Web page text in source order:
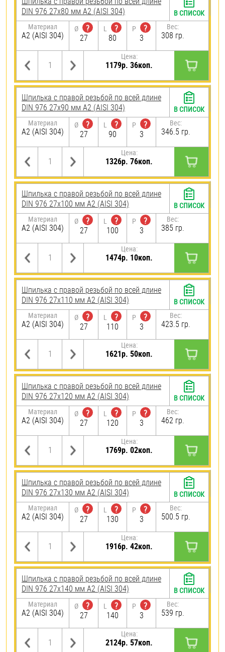
DIN 976 27х80 мм А2 (AISI 304)
Материал
А2 (AISI 304)
Ø
?
27
L
?
80
P
?
3
Вес:
308 гр.
Цена:
1179р. 36коп.
В СПИСОК
Шпилька с правой резьбой по всей длине
DIN 976 27х90 мм А2 (AISI 304)
Материал
А2 (AISI 304)
Ø
?
27
L
?
90
P
?
3
Вес:
346.5 гр.
Цена:
1326р. 76коп.
В СПИСОК
Шпилька с правой резьбой по всей длине
DIN 976 27х100 мм А2 (AISI 304)
Материал
А2 (AISI 304)
Ø
?
27
L
?
100
P
?
3
Вес:
385 гр.
Цена:
1474р. 10коп.
В СПИСОК
Шпилька с правой резьбой по всей длине
DIN 976 27х110 мм А2 (AISI 304)
Материал
А2 (AISI 304)
Ø
?
27
L
?
110
P
?
3
Вес:
423.5 гр.
Цена:
1621р. 50коп.
В СПИСОК
Шпилька с правой резьбой по всей длине
DIN 976 27х120 мм А2 (AISI 304)
Материал
А2 (AISI 304)
Ø
?
27
L
?
120
P
?
3
Вес:
462 гр.
Цена:
1769р. 02коп.
В СПИСОК
Шпилька с правой резьбой по всей длине
DIN 976 27х130 мм А2 (AISI 304)
Материал
А2 (AISI 304)
Ø
?
27
L
?
130
P
?
3
Вес:
500.5 гр.
Цена:
1916р. 42коп.
В СПИСОК
Шпилька с правой резьбой по всей длине
DIN 976 27х140 мм А2 (AISI 304)
Материал
А2 (AISI 304)
Ø
?
27
L
?
140
P
?
3
Вес:
539 гр.
Цена:
2124р. 57коп.
В СПИСОК